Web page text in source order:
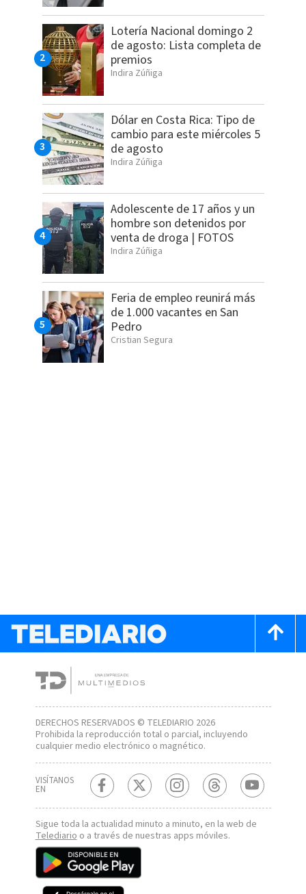
Lotería Nacional domingo 2
de agosto: Lista completa de
premios
Indira Zúñiga
Dólar en Costa Rica: Tipo de
cambio para este miércoles 5
de agosto
Indira Zúñiga
Adolescente de 17 años y un
hombre son detenidos por
venta de droga | FOTOS
Indira Zúñiga
Feria de empleo reunirá más
de 1.000 vacantes en San
Pedro
Cristian Segura
DERECHOS RESERVADOS © TELEDIARIO 2026
Prohibida la reproducción total o parcial, incluyendo
cualquier medio electrónico o magnético.
VISÍTANOS
EN
Sigue toda la actualidad minuto a minuto, en la web de
Telediario o a través de nuestras apps móviles.